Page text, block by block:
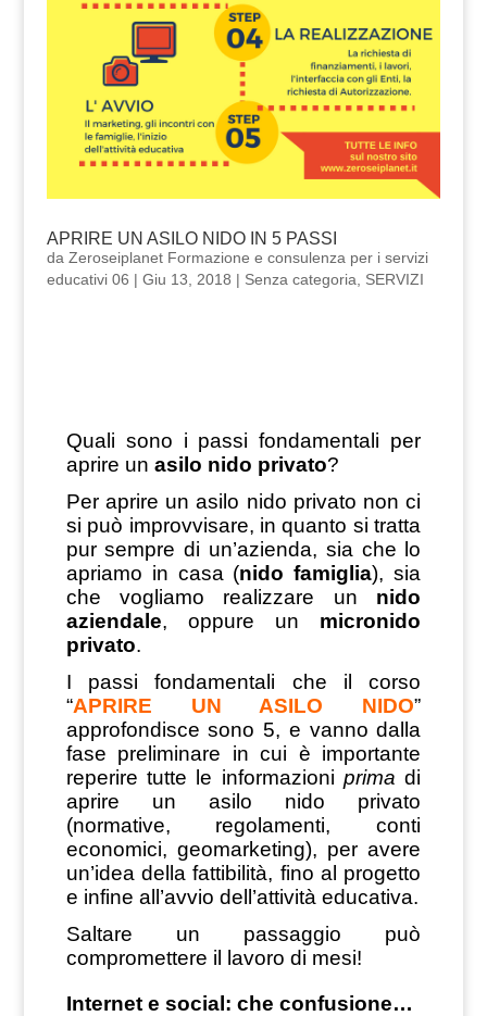
APRIRE UN ASILO NIDO IN 5 PASSI
da Zeroseiplanet Formazione e consulenza per i servizi
educativi 06 | Giu 13, 2018 | Senza categoria SERVIZI
Quali sono i passi fondamentali per
aprire un asilo nido privato?
Per aprire un asilo nido privato non ci
si può improvvisare, in quanto si tratta
pur sempre di un’azienda, sia che lo
apriamo in casa (nido famiglia), sia
che vogliamo realizzare un nido
aziendale, oppure un micronido
privato.
I passi fondamentali che il corso
“APRIRE UN ASILO NIDO”
approfondisce sono 5, e vanno dalla
fase preliminare in cui è importante
reperire tutte le informazioni prima di
aprire un asilo nido privato
(normative, regolamenti, conti
economici, geomarketing), per avere
un’idea della fattibilità, fino al progetto
e infine all’avvio dell’attività educativa.
Saltare un passaggio può
compromettere il lavoro di mesi!
Internet e social: che confusione…